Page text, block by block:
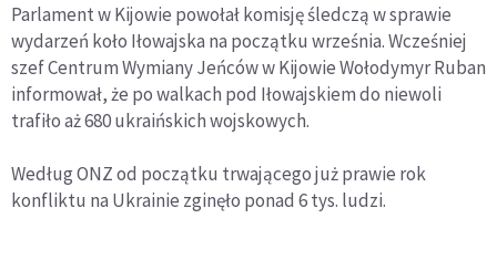
Parlament w Kijowie powołał komisję śledczą w sprawie
wydarzeń koło Iłowajska na początku września. Wcześniej
szef Centrum Wymiany Jeńców w Kijowie Wołodymyr Ruban
informował, że po walkach pod Iłowajskiem do niewoli
trafiło aż 680 ukraińskich wojskowych.
Według ONZ od początku trwającego już prawie rok
konfliktu na Ukrainie zginęło ponad 6 tys. ludzi.